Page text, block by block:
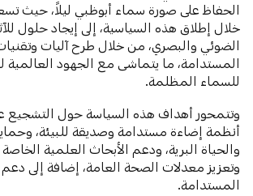
الحفاظ على صورة سماء أبوظبي ليلاً، حيث
خلال إطلاق هذه السياسية، إلى إيجاد حلول
الضوئي والبصري، من خلال طرح آليات وتقنيات
المستدامة، ما يتماشى مع الجهود العالمية
للسماء المظلمة.
وتتمحور أهداف هذه السياسة حول التشجيع
أنظمة إضاءة مستدامة وصديقة للبيئة، وحماية
والحياة البرية، ودعم الأبحاث العلمية الخاصة
وتعزيز معدلات الصحة العامة، إضافة إلى دعم
المستدامة.